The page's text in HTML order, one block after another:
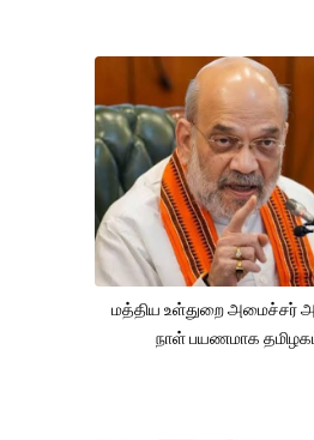
மத்திய உள்துறை அமைச்சர்
நாள் பயணமாக